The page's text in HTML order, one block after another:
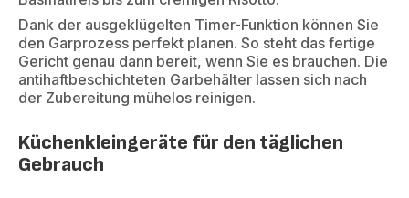
Dank der ausgeklügelten Timer-Funktion können Sie
den Garprozess perfekt planen. So steht das fertige
Gericht genau dann bereit, wenn Sie es brauchen. Die
antihaftbeschichteten Garbehälter lassen sich nach
der Zubereitung mühelos reinigen.
Küchenkleingeräte für den täglichen
Gebrauch